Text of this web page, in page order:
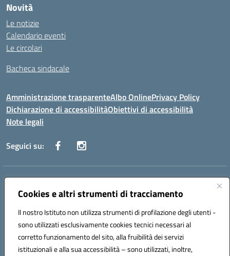
Cookies e altri strumenti di tracciamento
Il nostro Istituto non utilizza strumenti di profilazione degli utenti -
sono utilizzati esclusivamente cookies tecnici necessari al
corretto funzionamento del sito, alla fruibilità dei servizi
istituzionali e alla sua accessibilità – sono utilizzati, inoltre,
Novità
Le notizie
Calendario eventi
Le circolari
Bacheca sindacale
Amministrazione trasparenteAlbo OnlinePrivacy Policy
Dichiarazione di accessibilitàObiettivi di accessibilità
Note legali
Seguici su:
Indirizzo:
Centralino:0924 534873 Salemi - 0924534879 Partanna
Posta elettronica certificata (PEC):tpis002005@pec.istruzione.it
Codice fiscale: 90000320813
Codice meccanografico: TPIS002005